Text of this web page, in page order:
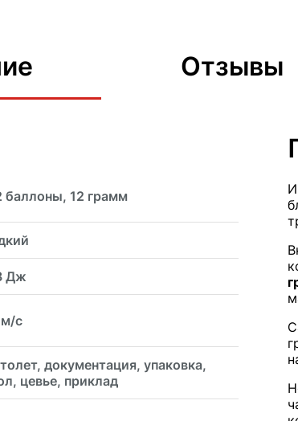
Отзывы
баллоны, 12 грамм
Дж
м/с
документация, упаковка,
цевье, приклад